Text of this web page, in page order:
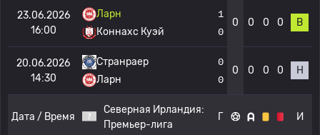
23.06.2026
16:00
Ларн
Коннахс Куэй
1
0
0 0 0 0 В
20.06.2026
14:30
Странраер
Ларн
0
0
0 0 0 0 Н
Дата / Время
Северная Ирландия:
Премьер-лига
Г И